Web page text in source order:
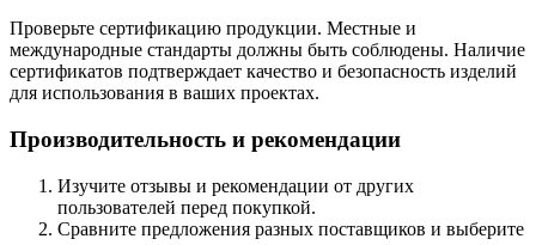
Проверьте сертификацию продукции. Местные и
международные стандарты должны быть соблюдены. Наличие
сертификатов подтверждает качество и безопасность изделий
для использования в ваших проектах.
Производительность и рекомендации
Изучите отзывы и рекомендации от других
пользователей перед покупкой.
Сравните предложения разных поставщиков и выберите